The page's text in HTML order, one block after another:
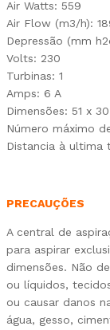
Air Watts: 559
Air Flow (m3/h):
Depressão (mm
Volts: 230
Turbinas: 1
Amps: 6 A
Dimensões: 51 x
Número máximo
Distancia à ultima
PRECAUÇÕES
A central de
para aspirar
dimensões. Não
ou líquidos,
ou causar danos
água, gesso,